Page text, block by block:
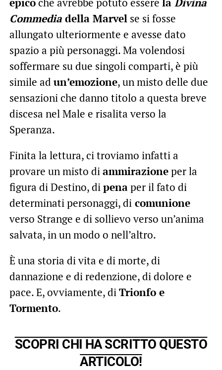
Commediadella Marvelse si fosse
allungato ulteriormente e avesse dato
spazio a più personaggi. Ma volendosi
soffermare su due singoli comparti, è più
simile ad un’emozione, un misto delle due
sensazioni che danno titolo a questa breve
discesa nel Male e risalita verso la
Speranza.
Finita la lettura, ci troviamo infatti a
provare un misto diammirazioneper la
figura di Destino, dipenaper il fato di
determinati personaggi, dicomunione
verso Strange e di sollievo verso un’anima
salvata, in un modo o nell’altro.
È una storia di vita e di morte, di
dannazione e di redenzione, di dolore e
pace. E, ovviamente, diTrionfo e
Tormento.
SCOPRI CHI HA SCRITTO QUESTO
ARTICOLO!